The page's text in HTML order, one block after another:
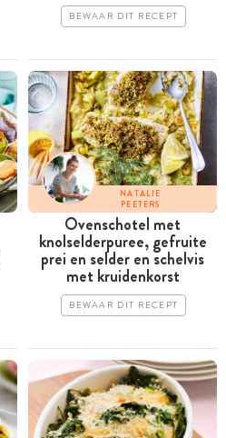
BEWAAR DIT RECEPT
NATALIE
PEETERS
Ovenschotel met
knolselderpuree, gefruite
prei en selder en schelvis
met kruidenkorst
BEWAAR DIT RECEPT